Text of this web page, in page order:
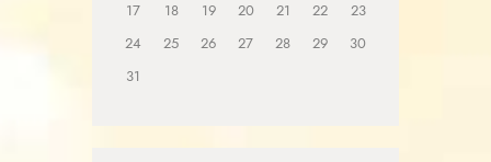
17
18 19 20 21 22
23
24
25 26 27 28 29
30
31